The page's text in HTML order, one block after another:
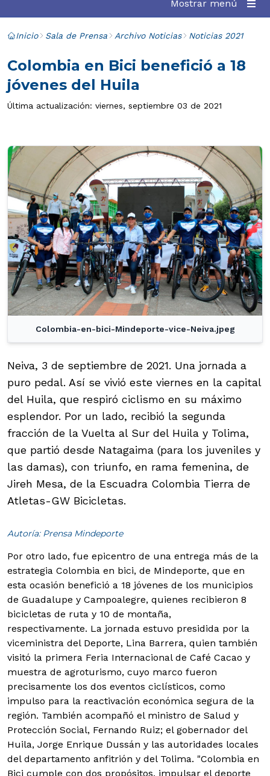
Mostrar menú
Inicio Sala de Prensa Archivo Noticias Noticias 2021
Colombia en Bici benefició a 18
jóvenes del Huila
Última actualización: viernes, septiembre 03 de 2021
Colombia-en-bici-Mindeporte-vice-Neiva.jpeg
Neiva, 3 de septiembre de 2021. Una jornada a
puro pedal. Así se vivió este viernes en la capital
del Huila, que respiró ciclismo en su máximo
esplendor. Por un lado, recibió la segunda
fracción de la Vuelta al Sur del Huila y Tolima,
que partió desde Natagaima (para los juveniles y
las damas), con triunfo, en rama femenina, de
Jireh Mesa, de la Escuadra Colombia Tierra de
Atletas-GW Bicicletas.
Autoría: Prensa Mindeporte
Por otro lado, fue epicentro de una entrega más de la
estrategia Colombia en bici, de Mindeporte, que en
esta ocasión benefició a 18 jóvenes de los municipios
de Guadalupe y Campoalegre, quienes recibieron 8
bicicletas de ruta y 10 de montaña,
respectivamente. La jornada estuvo presidida por la
viceministra del Deporte, Lina Barrera, quien también
visitó la primera Feria Internacional de Café Cacao y
muestra de agroturismo, cuyo marco fueron
precisamente los dos eventos ciclísticos, como
impulso para la reactivación económica segura de la
región. También acompañó el ministro de Salud y
Protección Social, Fernando Ruiz; el gobernador del
Huila, Jorge Enrique Dussán y las autoridades locales
del departamento anfitrión y del Tolima. "Colombia en
Bici cumple con dos propósitos, impulsar el deporte